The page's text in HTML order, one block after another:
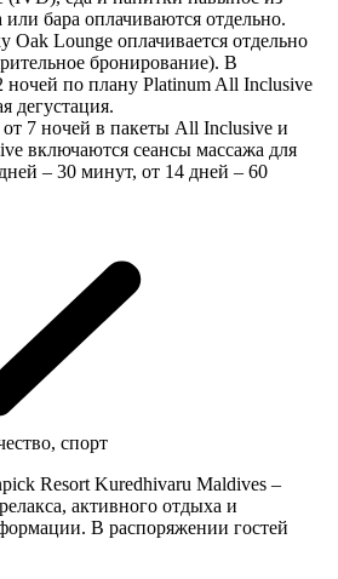
или бара оплачиваются отдельно.
Oak Lounge оплачивается отдельно
бронирование). В
ночей по плану Platinum All Inclusive
дегустация.
7 ночей в пакеты All Inclusive и
включаются сеансы массажа для
– 30 минут, от 14 дней – 60
спорт
Resort Kuredhivaru Maldives –
активного отдыха и
В распоряжении гостей